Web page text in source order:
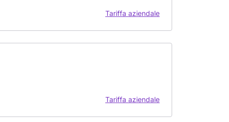
Tariffa aziendale
Tariffa aziendale